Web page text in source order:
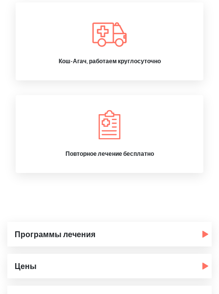
Кош-Агач, работаем круглосуточно
Повторное лечение бесплатно
Программы лечения
Цены